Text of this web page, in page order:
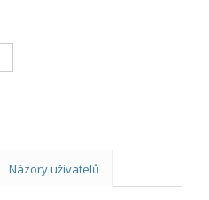
Názory uživatelů